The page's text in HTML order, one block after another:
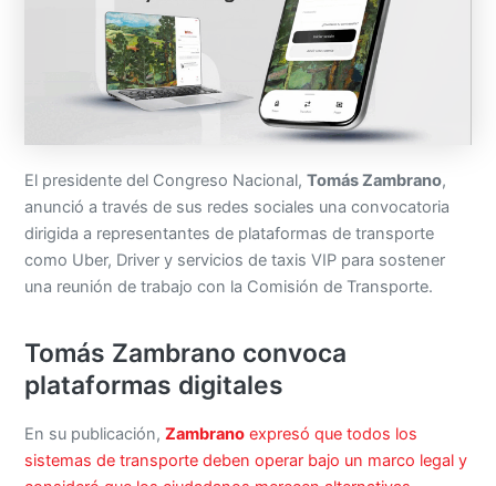
El presidente del Congreso Nacional,Tomás Zambrano,
anunció a través de sus redes sociales una convocatoria
dirigida a representantes de plataformas de transporte
como Uber, Driver y servicios de taxis VIP para sostener
una reunión de trabajo con la Comisión de Transporte.
Tomás Zambrano convoca
plataformas digitales
En su publicación,Zambrano expresó que todos los
sistemas de transporte deben operar bajo un marco legal y